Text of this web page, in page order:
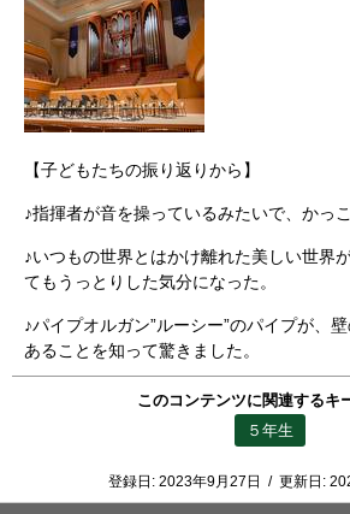
【子どもたちの振り返りから】
♪指揮者が音を操っているみたいで、かっこ
♪いつもの世界とはかけ離れた美しい世界
てもうっとりした気分になった。
♪パイプオルガン”ルーシー”のパイプが、
あることを知って驚きました。
このコンテンツに関連するキ
５年生
登録日: 2023年9月27日 / 更新日: